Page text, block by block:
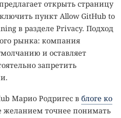
открыть страницу
пункт Allow GitHub to
в разделе Privacy. Подход
рынка: компания
и оставляет
запретить
Марио Родригес в блоге ко
желанием точнее понимать